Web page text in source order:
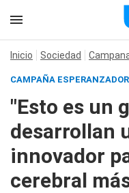
Inicio Sociedad
CAMPAÑA
"Esto es un
desarrollan
innovador
cerebral